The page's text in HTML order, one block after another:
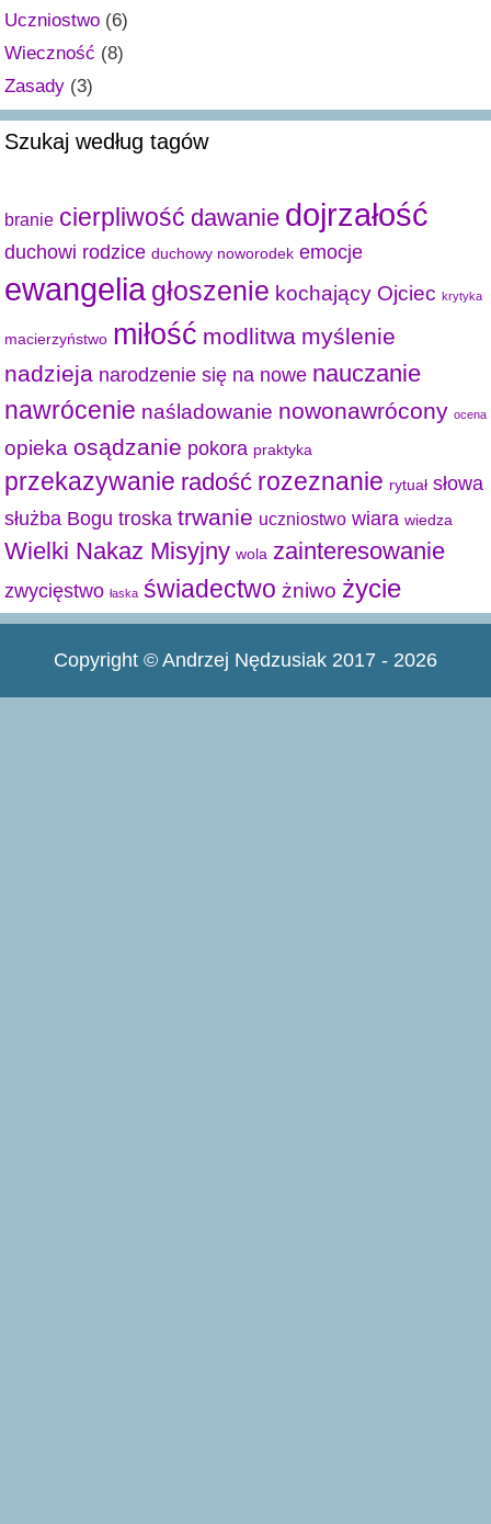
Uczniostwo (6)
Wieczność (8)
Zasady (3)
Szukaj według tagów
branie cierpliwość dawanie dojrzałość
duchowi rodzice duchowy noworodek emocje
ewangelia głoszenie kochający Ojciec krytyka
macierzyństwo miłość modlitwa myślenie
nadzieja narodzenie się na nowe nauczanie
nawrócenie naśladowanie nowonawrócony ocena
opieka osądzanie pokora praktyka
przekazywanie radość rozeznanie rytuał słowa
służba Bogu troska trwanie uczniostwo wiara wiedza
Wielki Nakaz Misyjny wola zainteresowanie
zwycięstwo łaska świadectwo żniwo życie
Copyright © Andrzej Nędzusiak 2017 - 2026